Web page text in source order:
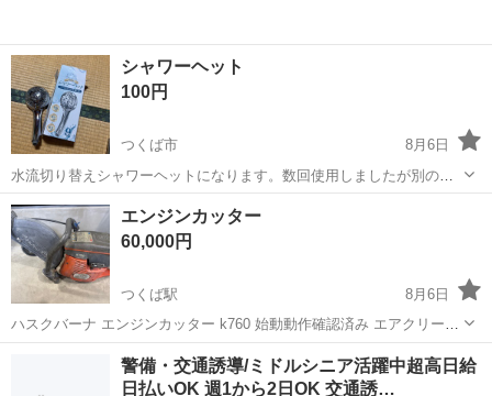
シャワーヘット
100円
つくば市
8月6日
水流切り替えシャワーヘットになります。数回使用しましたが別の購
入した為出品します。2個目のシャワーヘットはおまけになります。た
だ水流切り替えボタンが取れているため中央集合の直流のみしか出ま
せん、直接取引希望です。指定のつくば...
茨城 つくば市
エンジンカッター
60,000円
つくば駅
8月6日
ハスクバーナ エンジンカッター k760 始動動作確認済み エアクリーナ
ー新品 スパークプラグ新品 キャブレター新品 ロープ新品 中古品です
ので、購入後の故障等のクレームはお受けいたしません。 ご理解頂け
つくば市 つくば駅 その他 ハスクバーナ
警備・交通誘導/ミドルシニア活躍中超高日給
日払いOK 週1から2日OK 交通誘…